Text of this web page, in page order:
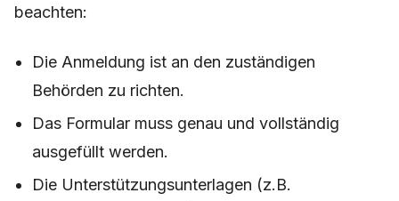
beachten:
Die Anmeldung ist an den zuständigen
Behörden zu richten.
Das Formular muss genau und vollständig
ausgefüllt werden.
Die Unterstützungsunterlagen (z.B.